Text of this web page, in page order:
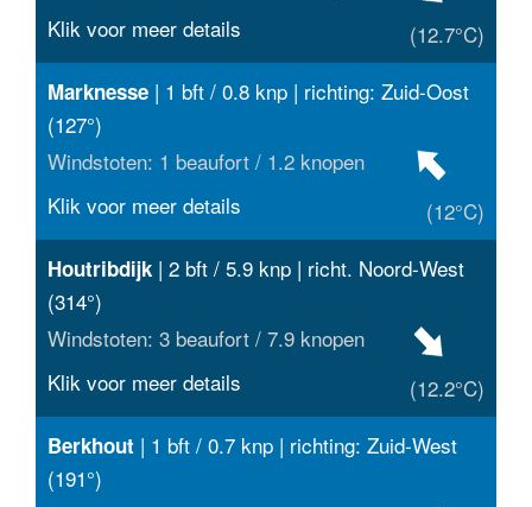
(12.7°C)
Klik voor meer details
Marknesse | 1 bft / 0.8 knp | richting: Zuid-Oost
(127°)
Windstoten: 1 beaufort / 1.2 knopen
(12°C)
Klik voor meer details
Houtribdijk | 2 bft / 5.9 knp | richt. Noord-West
(314°)
Windstoten: 3 beaufort / 7.9 knopen
(12.2°C)
Klik voor meer details
Berkhout | 1 bft / 0.7 knp | richting: Zuid-West
(191°)